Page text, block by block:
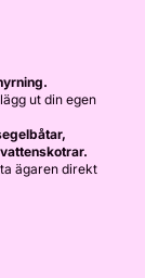
ut din egen
ägaren direkt